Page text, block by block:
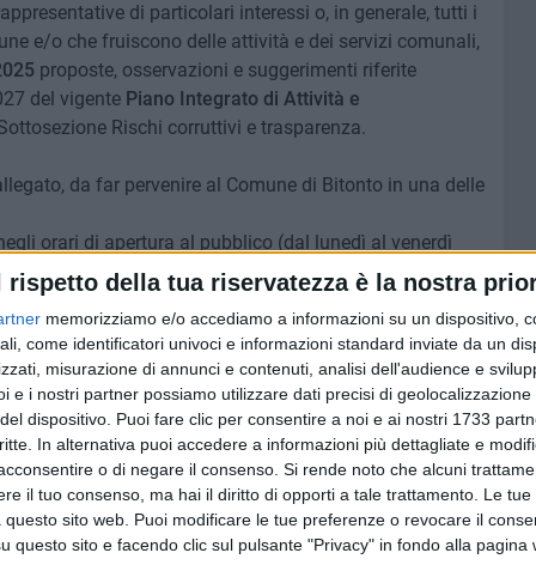
rispetto della tua riservatezza è la nostra
memorizziamo e/o accediamo a informazioni su un dispositivo,
come identificatori univoci e informazioni standard inviate da un
misurazione di annunci e contenuti, analisi dell'audience e
e i nostri partner possiamo utilizzare dati precisi di
dispositivo. Puoi fare clic per consentire a noi e ai nostri 1733
In alternativa puoi accedere a informazioni più dettagliate e
o di negare il consenso. Si rende noto che alcuni
il tuo consenso, ma hai il diritto di opporti a tale trattamento. Le
sito web. Puoi modificare le tue preferenze o revocare il
questo sito e facendo clic sul pulsante "Privacy" in fondo alla pagina
di particolari interessi o, in generale, tutti i
e/o che fruiscono delle attività e dei servizi comunali,
proposte, osservazioni e suggerimenti riferite
del vigentePiano Integrato di Attività e
Rischi corruttivi e trasparenza.
da far pervenire al Comune di Bitonto in una delle
orari di apertura al pubblico (dal lunedì al venerdì
15,30 alle ore 17,30);
- Corso Vittorio Emanuele II, n. 41 – 70032 Bitonto
protocollo.comunebitonto@pec.rupar.puglia.it;
segretario@comune.bitonto.ba.it.
di Giunta comunale n. 85 del 15 aprile 2024,
della sezione Amministrazione Trasparente,
della corruzione" (clicca qui).
e trasparenza del Piano riferito al triennio 2025-2027,
e delle osservazioni pervenute, sarà successivamente